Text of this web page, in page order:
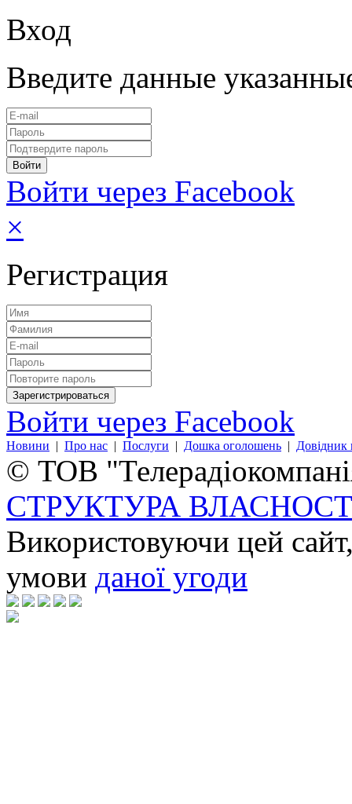
Вход
Введите данные
Войти через Facebook
×
Регистрация
Войти через Facebook
Новини | Про нас | Послуги | Дошка оголошень | Довідник
© ТОВ
СТРУКТУРА
Використовуючи цей
умови даної угоди